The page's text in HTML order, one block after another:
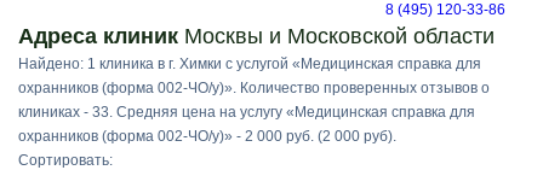
8 (495) 120-33-86
Адреса клиник Москвы и Московской области
Найдено: 1 клиника в г. Химки с услугой «Медицинская справка для
охранников (форма 002-ЧО/у)». Количество проверенных отзывов о
клиниках - 33. Средняя цена на услугу «Медицинская справка для
охранников (форма 002-ЧО/у)» - 2 000 руб. (2 000 руб).
Сортировать: